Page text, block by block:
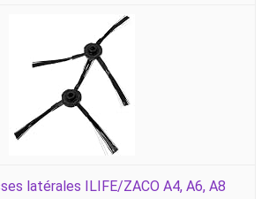
latérales ILIFE/ZACO A4, A6, A8